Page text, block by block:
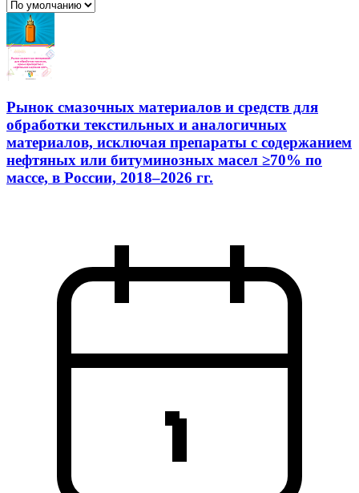
Рынок смазочных материалов и средств для
обработки текстильных и аналогичных
материалов, исключая препараты с содержанием
нефтяных или битуминозных масел ≥70% по
массе, в России, 2018–2026 гг.